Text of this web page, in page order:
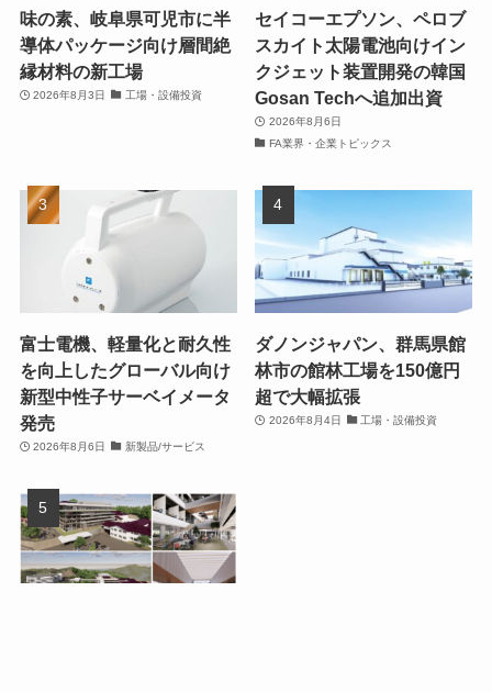
味の素、岐阜県可児市に半
導体パッケージ向け層間絶
縁材料の新工場
2026年8月3日 工場・設備投資
セイコーエプソン、ペロブ
スカイト太陽電池向けイン
クジェット装置開発の韓国
Gosan Techへ追加出資
2026年8月6日
FA業界・企業トピックス
富士電機、軽量化と耐久性
を向上したグローバル向け
新型中性子サーベイメータ
発売
2026年8月6日 新製品/サービス
ダノンジャパン、群馬県館
林市の館林工場を150億円
超で大幅拡張
2026年8月4日 工場・設備投資